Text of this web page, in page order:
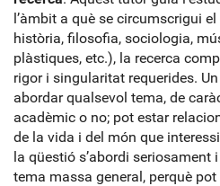
l’àmbit a què se circumscrigui
història, filosofia, sociologia,
plàstiques, etc.), la recerca
rigor i singularitat requerides.
abordar qualsevol tema, de
acadèmic o no; pot estar
de la vida i del món que
la qüestió s’abordi seriosament
tema massa general, perquè